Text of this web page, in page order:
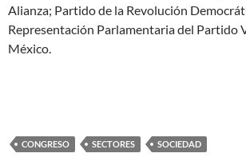
Alianza; Partido de la Revolución
Representación Parlamentaria del Partido
México.
CONGRESO SECTORES SOCIEDAD